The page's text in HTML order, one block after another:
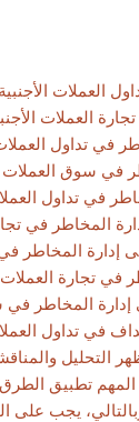
العملات الأجنبية
العملات
في تداول
في سوق العملات
في تداول
المخاطر في
إدارة المخاطر
في تجارة العملات
إدارة المخاطر
في تداول
التحليل
المهم تطبيق
يجب على